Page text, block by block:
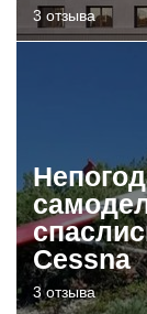
3 отзыва
Cessna
3 отзыва